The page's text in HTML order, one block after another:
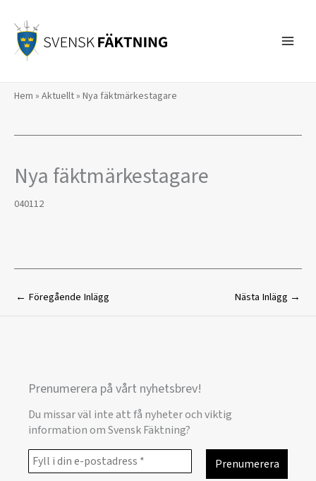
innehåll
Hem » Aktuellt» Nya fäktmärkestagare
Nya fäktmärkestagare
040112
← Föregående Inlägg Nästa Inlägg →
Prenumerera på vårt nyhetsbrev!
Du missar väl inte att få nyheter och viktig
information om Svensk Fäktning?